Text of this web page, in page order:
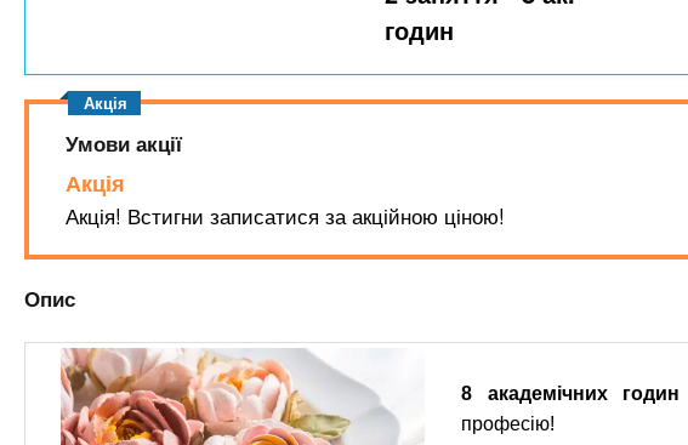
t
i
n
з
а
д
і
годин
Умови акції
Акція
Акція! Встигни записатися за акційною ціною!
Опис
8 академічних годин
професію!